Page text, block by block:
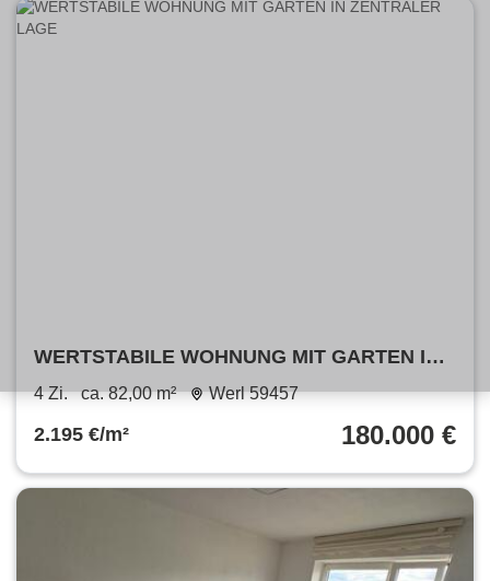
WERTSTABILE WOHNUNG MIT GARTEN IN
ZENTRALER LAGE
4 Zi. ca. 82,00 m² Werl 59457
2.195 €/m² 180.000 €